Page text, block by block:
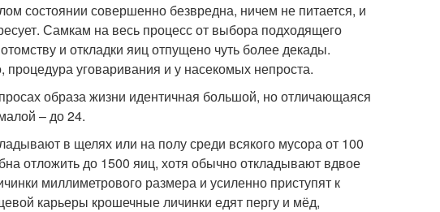
состоянии совершенно безвредна, ничем не питается, и
Самкам на весь процесс от выбора подходящего
и откладки яиц отпущено чуть более декады.
уговаривания и у насекомых непроста.
образа жизни идентичная большой, но отличающаяся
– до 24.
в щелях или на полу среди всякого мусора от 100
отложить до 1500 яиц, хотя обычно откладывают вдвое
миллиметрового размера и усиленно приступят к
карьеры крошечные личинки едят пергу и мёд,